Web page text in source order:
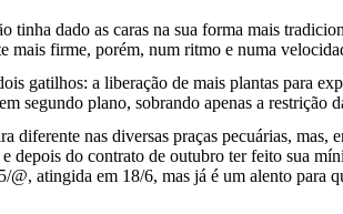
tinha dado as caras na sua forma mais
firme, porém, num ritmo e numa
gatilhos: a liberação de mais plantas para
segundo plano, sobrando apenas a restrição
nas diversas praças pecuárias,
depois do contrato de outubro ter feito sua
atingida em 18/6, mas já é um alento para